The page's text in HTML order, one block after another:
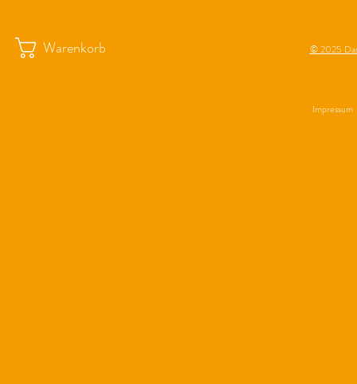
Warenkorb © 2025
Impressum